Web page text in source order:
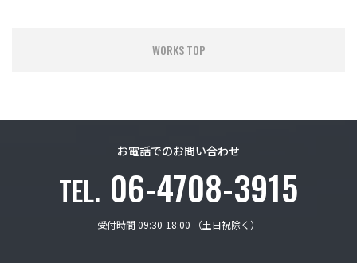
WORKS TOP
お電話でのお問い合わせ
TEL. 06-4708-3915
受付時間 09:30-18:00 （土日祝除く）